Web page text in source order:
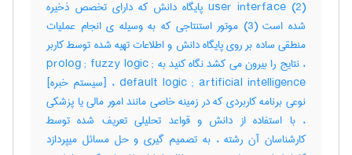
user interface (2) پایگاه دانش که دارای تخصص ذخیره
شده است (3) موتور استنتاجی که به وسیله ی انجام عملیات
منطقی ساده بر روی پایگاه دانش و اطلاعات تهیه شده توسط کاربر
، نتایج را بیرون می کشد نگاه کنید به prolog ; fuzzy logic ;
default logic ; artificial intelligence ، [سیستم خبره]
نوعی برنامه کاربردی که در زمینه خاصی مانند امور مالی یا پزشکی
، با استفاده از دانش و قواعد تحلیلی تعریف شده توسط
کارشناسان آن رشته ، به تصمیم گیری و حل مسائل میپردازد